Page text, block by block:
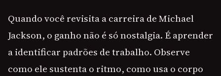
Quando você revisita a carreira de Michael
Jackson, o ganho não é só nostalgia. É aprender
a identificar padrões de trabalho. Observe
como ele sustenta o ritmo, como usa o corpo